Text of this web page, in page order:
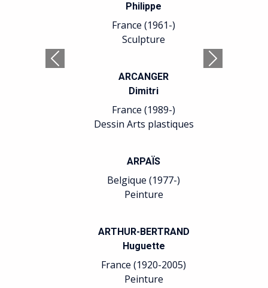
Philippe
France (1961-)
Sculpture
ARCANGER
Dimitri
France (1989-)
Dessin Arts plastiques
ARPAÏS
Belgique (1977-)
Peinture
ARTHUR-BERTRAND
Huguette
France (1920-2005)
Peinture
Précédent Suivant